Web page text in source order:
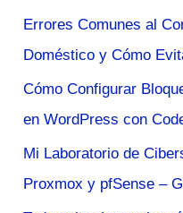
p
o
r
:
Errores Comunes al
Doméstico y Cómo
Cómo Configurar
en WordPress con
Mi Laboratorio de
Proxmox y pfSense –